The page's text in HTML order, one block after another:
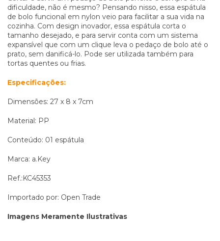
dificuldade, não é mesmo? Pensando nisso, essa espátula
de bolo funcional em nylon veio para facilitar a sua vida na
cozinha. Com design inovador, essa espátula corta o
tamanho desejado, e para servir conta com um sistema
expansível que com um clique leva o pedaço de bolo até o
prato, sem danificá-lo. Pode ser utilizada também para
tortas quentes ou frias.
Especificações:
Dimensões: 27 x 8 x 7cm
Material: PP
Conteúdo: 01 espátula
Marca: a.Key
Ref.:KC45353
Importado por: Open Trade
Imagens Meramente Ilustrativas